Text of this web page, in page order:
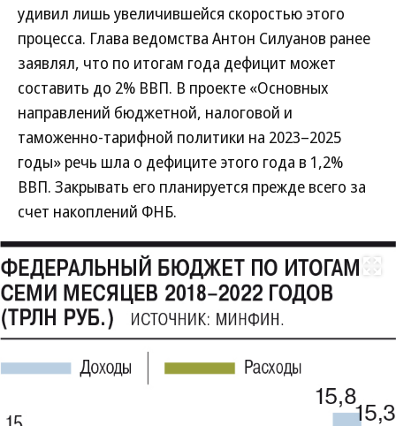
удивил лишь увеличившейся скоростью этого
процесса. Глава ведомства Антон Силуанов ранее
заявлял, что по итогам года дефицит может
составить до 2% ВВП. В проекте «Основных
направлений бюджетной, налоговой и
таможенно-тарифной политики на 2023–2025
годы» речь шла о дефиците этого года в 1,2%
ВВП. Закрывать его планируется прежде всего за
счет накоплений ФНБ.